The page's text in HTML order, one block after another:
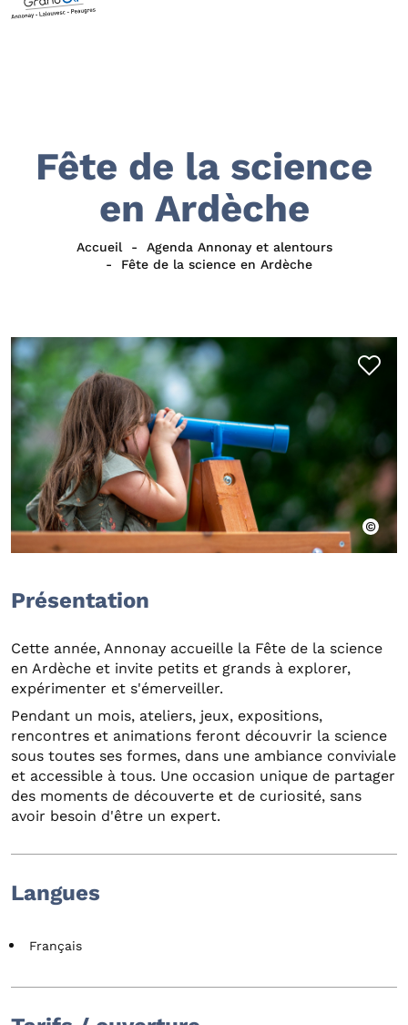
Fête de la science
en Ardèche
Accueil
Agenda Annonay et alentours
Fête de la science en Ardèche
Présentation
Cette année, Annonay accueille la Fête de la science
en Ardèche et invite petits et grands à explorer,
expérimenter et s'émerveiller.
Pendant un mois, ateliers, jeux, expositions,
rencontres et animations feront découvrir la science
sous toutes ses formes, dans une ambiance conviviale
et accessible à tous. Une occasion unique de partager
des moments de découverte et de curiosité, sans
avoir besoin d'être un expert.
Langues
Français